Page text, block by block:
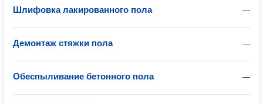
—
Шлифовка лакированного пола
—
Демонтаж стяжки пола
—
Обеспыливание бетонного пола